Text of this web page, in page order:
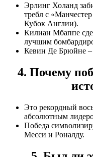
Эрлинг Холанд
требл с
Кубок Англии).
Килиан Мбаппе
лучшим
Кевин Де Брюйне –
4. Почему
Это рекордный
абсолютным
Победа
Месси и Роналду.